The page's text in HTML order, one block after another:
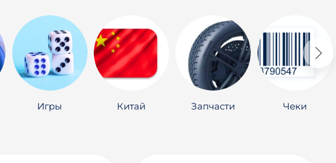
Игры Китай Запчасти Чеки